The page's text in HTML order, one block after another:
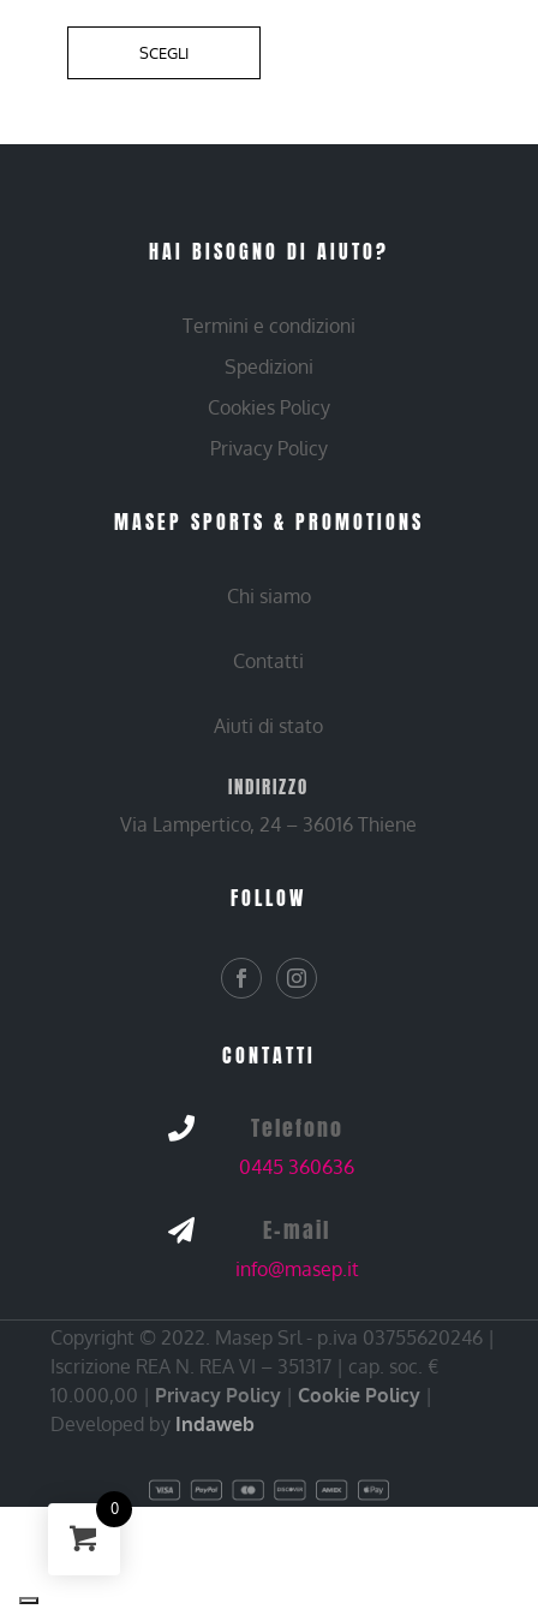
SCEGLI
HAI BISOGNO DI AIUTO?
Termini e condizioni
Spedizioni
Cookies Policy
Privacy Policy
MASEP SPORTS & PROMOTIONS
Chi siamo
Contatti
Aiuti di stato
INDIRIZZO
Via Lampertico, 24 – 36016 Thiene
FOLLOW
CONTATTI
 Telefono
0445 360636
 E-mail
info@masep.it
Copyright © 2022. Masep Srl - p.iva 03755620246 |
Iscrizione REA N. REA VI – 351317 | cap. soc. €
10.000,00 | Privacy Policy | Cookie Policy |
Developed by Indaweb
0